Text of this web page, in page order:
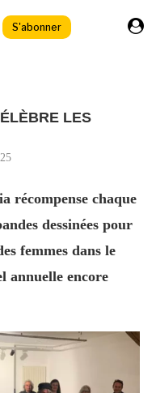
S'abonner
LES
récompense chaque
dessinées pour
femmes dans le
annuelle encore